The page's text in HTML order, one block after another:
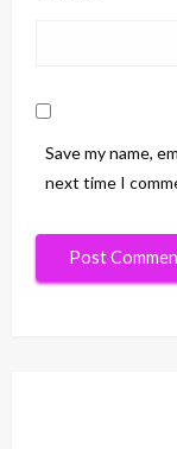
Save my name,
next time I